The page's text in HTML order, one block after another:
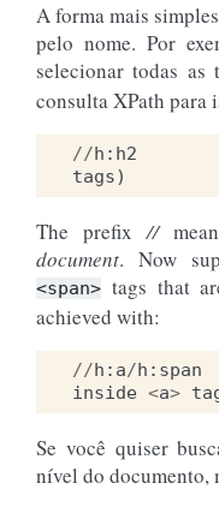
A forma mais
pelo nome. Por
selecionar todas as
consulta XPath para
//h : h2
tags)
The prefix//
document. Now
<span> tags that
achieved with:
//h : a/h : span
inside <a>
Se você quiser
nível do documento,